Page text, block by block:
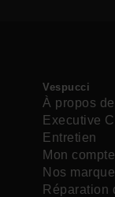
Vespucci
À propos
Executive
Entretien
Mon compte
Nos
Réparation